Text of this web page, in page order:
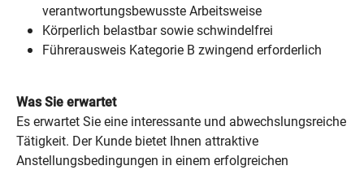
verantwortungsbewusste Arbeitsweise
Körperlich belastbar sowie schwindelfrei
Führerausweis Kategorie B zwingend erforderlich
Was Sie erwartet
Es erwartet Sie eine interessante und abwechslungsreiche
Tätigkeit. Der Kunde bietet Ihnen attraktive
Anstellungsbedingungen in einem erfolgreichen